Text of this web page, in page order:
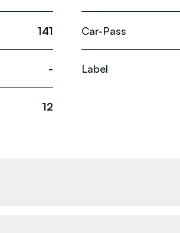
141
-
12
Car-Pass
Label